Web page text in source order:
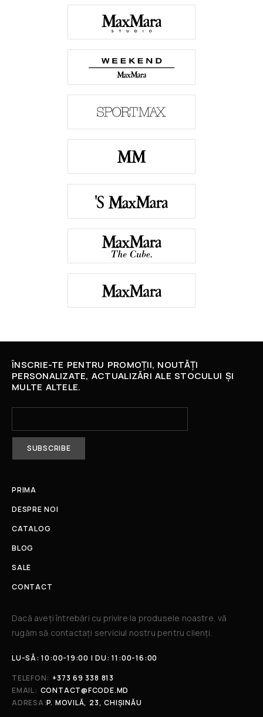
ÎNSCRIE-TE PENTRU PROMOȚII, NOUTĂȚI
PERSONALIZATE, ACTUALIZĂRI ALE STOCULUI ȘI
MULTE ALTELE.
PRIMA
DESPRE NOI
CATALOG
BLOG
SALE
CONTACT
Dacă aveți întrebări cu privire la produsele noastre, vă
rugăm să contactați serviciul nostru pentru clienți.​
LU-SÂ: 10:00-19:00 | DU: 11:00-16:00
TELEFON: +373 69 338 813
EMAIL: CONTACT@FCODE.MD
ADRESA:P. MOVILĂ, 23, CHIȘINĂU